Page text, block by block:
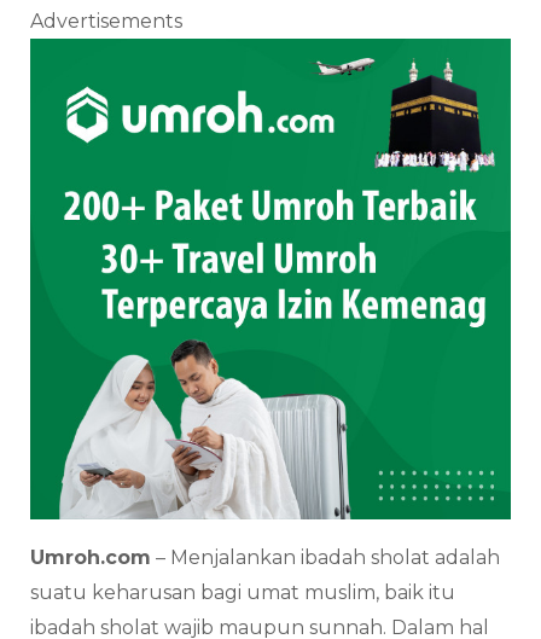
Advertisements
Umroh.com – Menjalankan ibadah sholat adalah
suatu keharusan bagi umat muslim, baik itu
ibadah sholat wajib maupun sunnah. Dalam hal